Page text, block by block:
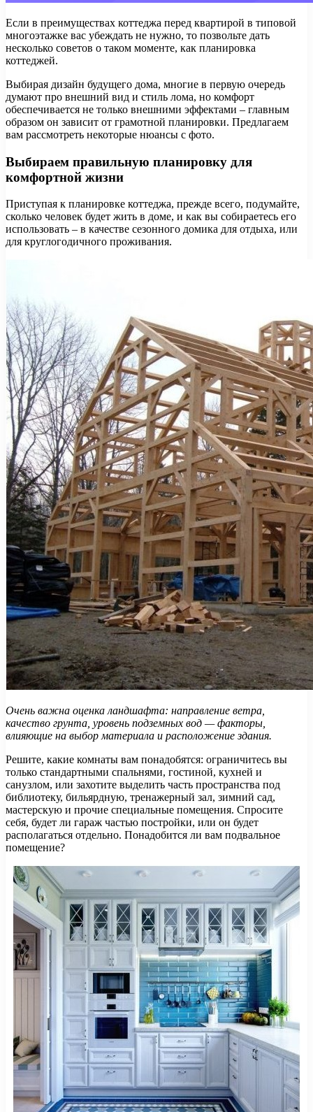
Если в преимуществах коттеджа перед квартирой в типовой
многоэтажке вас убеждать не нужно, то позвольте дать
несколько советов о таком моменте, как планировка
коттеджей.
Выбирая дизайн будущего дома, многие в первую очередь
думают про внешний вид и стиль лома, но комфорт
обеспечивается не только внешними эффектами – главным
образом он зависит от грамотной планировки. Предлагаем
вам рассмотреть некоторые нюансы с фото.
Выбираем правильную планировку для
комфортной жизни
Приступая к планировке коттеджа, прежде всего, подумайте,
сколько человек будет жить в доме, и как вы собираетесь его
использовать – в качестве сезонного домика для отдыха, или
для круглогодичного проживания.
Очень важна оценка ландшафта: направление ветра,
качество грунта, уровень подземных вод — факторы,
влияющие на выбор материала и расположение здания.
Решите, какие комнаты вам понадобятся: ограничитесь вы
только стандартными спальнями, гостиной, кухней и
санузлом, или захотите выделить часть пространства под
библиотеку, бильярдную, тренажерный зал, зимний сад,
мастерскую и прочие специальные помещения. Спросите
себя, будет ли гараж частью постройки, или он будет
располагаться отдельно. Понадобится ли вам подвальное
помещение?